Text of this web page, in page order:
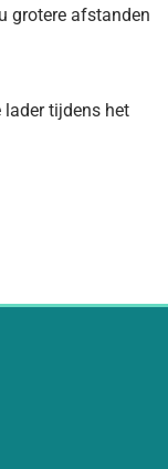
grotere afstanden
tijdens het